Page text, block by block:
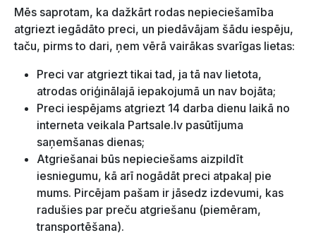
Mēs saprotam, ka dažkārt rodas nepieciešamība
atgriezt iegādāto preci, un piedāvājam šādu iespēju,
taču, pirms to dari, ņem vērā vairākas svarīgas lietas:
Preci var atgriezt tikai tad, ja tā nav lietota,
atrodas oriģinālajā iepakojumā un nav bojāta;
Preci iespējams atgriezt 14 darba dienu laikā no
interneta veikala Partsale.lv pasūtījuma
saņemšanas dienas;
Atgriešanai būs nepieciešams aizpildīt
iesniegumu, kā arī nogādāt preci atpakaļ pie
mums. Pircējam pašam ir jāsedz izdevumi, kas
radušies par preču atgriešanu (piemēram,
transportēšana).